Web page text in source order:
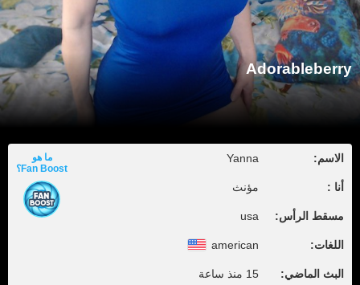
Adorableberry
الاسم: Yanna
أنا : مؤنث
مسقط الرأس: usa
اللغات: american
البث الماضي: 15 منذ ساعة
ما هو
Fan Boost؟